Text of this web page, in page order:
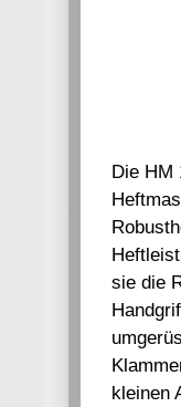
Die HM
sie die
kleinen